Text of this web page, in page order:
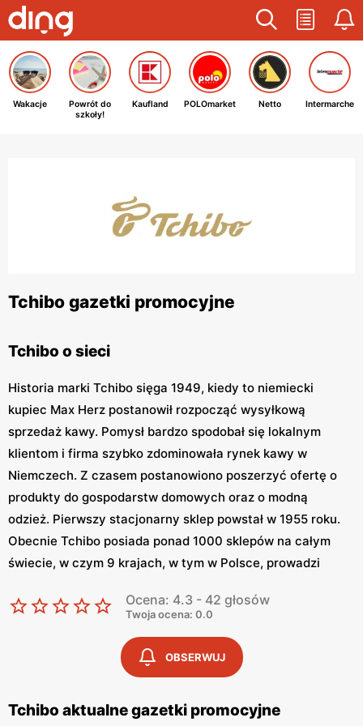
Wakacje
Powrót do
szkoły!
Kaufland POLOmarket Netto Intermarche
Tchibo gazetki promocyjne
Tchibo o sieci
Historia marki Tchibo sięga 1949, kiedy to niemiecki
kupiec Max Herz postanowił rozpocząć wysyłkową
sprzedaż kawy. Pomysł bardzo spodobał się lokalnym
klientom i firma szybko zdominowała rynek kawy w
Niemczech. Z czasem postanowiono poszerzyć ofertę o
produkty do gospodarstw domowych oraz o modną
odzież. Pierwszy stacjonarny sklep powstał w 1955 roku.
Obecnie Tchibo posiada ponad 1000 sklepów na całym
świecie, w czym 9 krajach, w tym w Polsce, prowadzi
Tchibo – coś dla Ciebie i Twoich bliskich
Tchibo jest głównie kojarzona z wyśmienitą, aromatyczną
kawą oraz z akcesoriami do parzenia tego napoju,
jednakże firma oferuję o wiele więcej produktów swoim
Ocena: 4.3 - 42 głosów
Twoja ocena: 0.0
OBSERWUJ
Tchibo aktualne gazetki promocyjne